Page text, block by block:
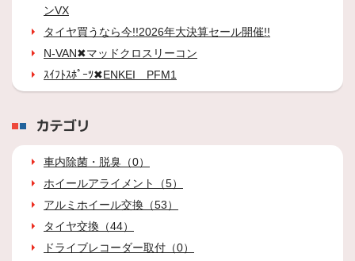
ンVX
タイヤ買うなら今!!2026年大決算セール開催!!
N-VAN✖マッドクロスリーコン
ｽｲﾌﾄｽﾎﾟｰﾂ✖ENKEI PFM1
カテゴリ
車内除菌・脱臭（0）
ホイールアライメント（5）
アルミホイール交換（53）
タイヤ交換（44）
ドライブレコーダー取付（0）